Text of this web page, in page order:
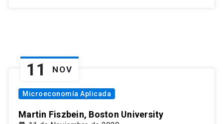
11 NOV
Microeconomía Aplicada
Martin Fiszbein, Boston University